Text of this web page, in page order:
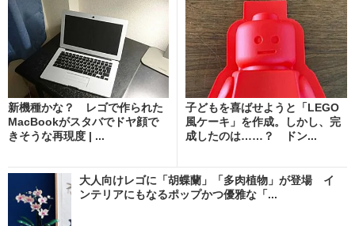
新機種かな？ レゴで作られた
MacBookがスタバでドヤ顔で
きそうな再現度 | ...
子どもを喜ばせようと「LEGO
風ケーキ」を作成。しかし、完
成したのは……？ ドン...
大人向けレゴに「胡蝶蘭」「多肉植物」が登場 イ
ンテリアにもなるポップかつ優雅な「...